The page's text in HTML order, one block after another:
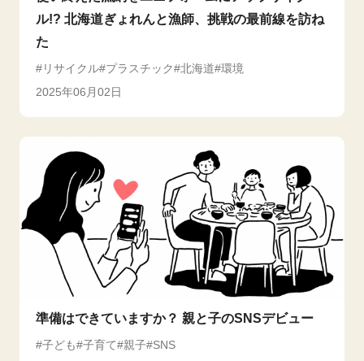
ル!? 北海道ぎょれんと漁師、挑戦の最前線を訪ね
た
リサイクル プラスチック 北海道 環境
2025年06月02日
準備はできていますか？ 親と子のSNSデビュー
子ども 子育て 親子
SNS